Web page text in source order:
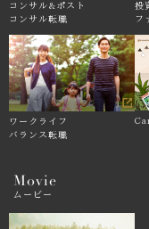
コンサル& ポスト
コンサル転職
投
フ
ワークライフ
バランス転職
Movie
ムービー